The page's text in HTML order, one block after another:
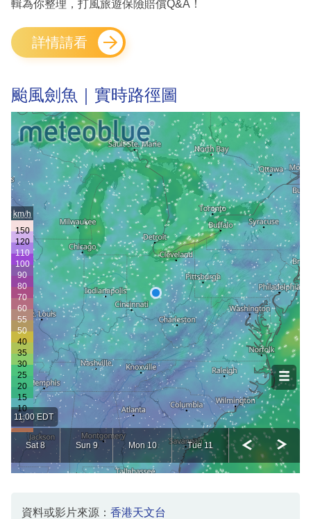
輯為你整理，打風旅遊保險賠償Q&A！
詳情請看
颱風劍魚｜實時路徑圖
資料或影片來源： 香港天文台